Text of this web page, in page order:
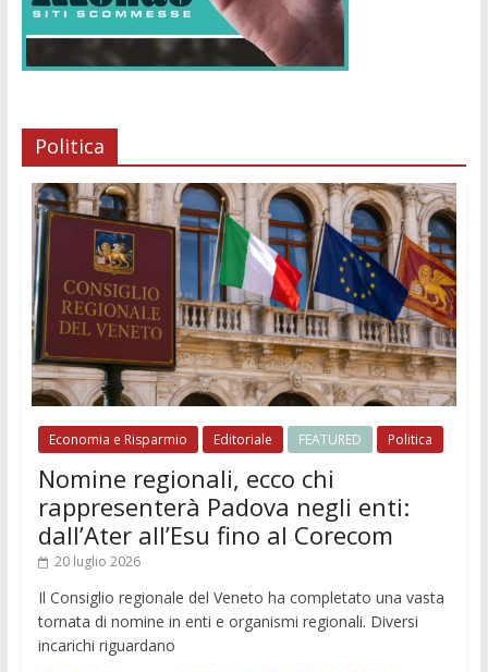
Politica
Economia e Risparmio Editoriale FEATURED Politica
Nomine regionali, ecco chi
rappresenterà Padova negli enti:
dall’Ater all’Esu fino al Corecom
20 luglio 2026
Il Consiglio regionale del Veneto ha completato una vasta
tornata di nomine in enti e organismi regionali. Diversi
incarichi riguardano